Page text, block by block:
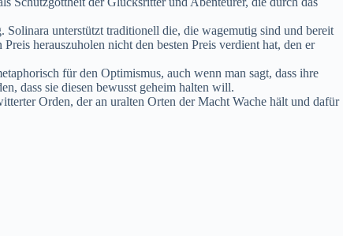
unterstützt traditionell die, die wagemutig sind und bereit
herauszuholen nicht den besten Preis verdient hat, den er
für den Optimismus, auch wenn man sagt, dass ihre
dass sie diesen bewusst geheim halten will.
Orden, der an uralten Orten der Macht Wache hält und dafür